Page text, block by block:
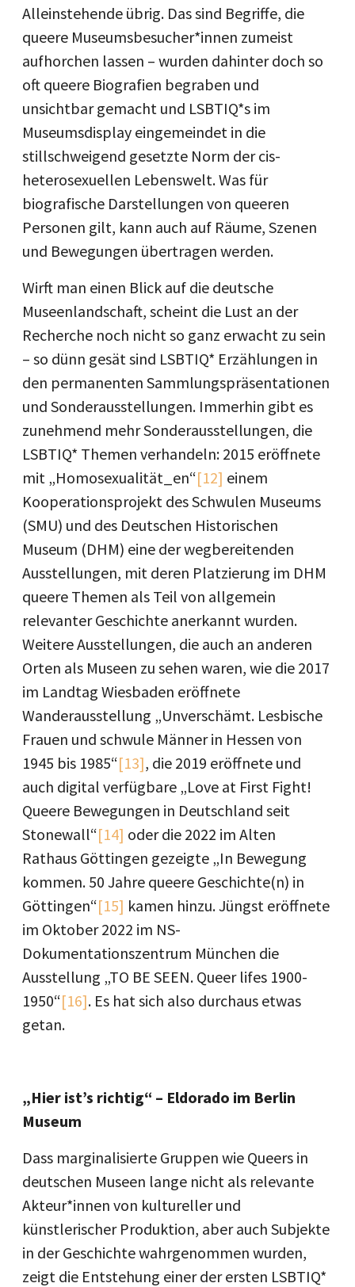
Alleinstehende übrig. Das sind Begriffe, die
queere Museumsbesucher*innen zumeist
aufhorchen lassen – wurden dahinter doch so
oft queere Biografien begraben und
unsichtbar gemacht und LSBTIQ*s im
Museumsdisplay eingemeindet in die
stillschweigend gesetzte Norm der cis-
heterosexuellen Lebenswelt. Was für
biografische Darstellungen von queeren
Personen gilt, kann auch auf Räume, Szenen
und Bewegungen übertragen werden.
Wirft man einen Blick auf die deutsche
Museenlandschaft, scheint die Lust an der
Recherche noch nicht so ganz erwacht zu sein
– so dünn gesät sind LSBTIQ* Erzählungen in
den permanenten Sammlungspräsentationen
und Sonderausstellungen. Immerhin gibt es
zunehmend mehr Sonderausstellungen, die
LSBTIQ* Themen verhandeln: 2015 eröffnete
mit „Homosexualität_en“[12] einem
Kooperationsprojekt des Schwulen Museums
(SMU) und des Deutschen Historischen
Museum (DHM) eine der wegbereitenden
Ausstellungen, mit deren Platzierung im DHM
queere Themen als Teil von allgemein
relevanter Geschichte anerkannt wurden.
Weitere Ausstellungen, die auch an anderen
Orten als Museen zu sehen waren, wie die 2017
im Landtag Wiesbaden eröffnete
Wanderausstellung „Unverschämt. Lesbische
Frauen und schwule Männer in Hessen von
1945 bis 1985“[13], die 2019 eröffnete und
auch digital verfügbare „Love at First Fight!
Queere Bewegungen in Deutschland seit
Stonewall“[14] oder die 2022 im Alten
Rathaus Göttingen gezeigte „In Bewegung
kommen. 50 Jahre queere Geschichte(n) in
Göttingen“[15] kamen hinzu. Jüngst eröffnete
im Oktober 2022 im NS-
Dokumentationszentrum München die
Ausstellung „TO BE SEEN. Queer lifes 1900-
1950“[16]. Es hat sich also durchaus etwas
getan.
„Hier ist’s richtig“ – Eldorado im Berlin
Museum
Dass marginalisierte Gruppen wie Queers in
deutschen Museen lange nicht als relevante
Akteur*innen von kultureller und
künstlerischer Produktion, aber auch Subjekte
in der Geschichte wahrgenommen wurden,
zeigt die Entstehung einer der ersten LSBTIQ*